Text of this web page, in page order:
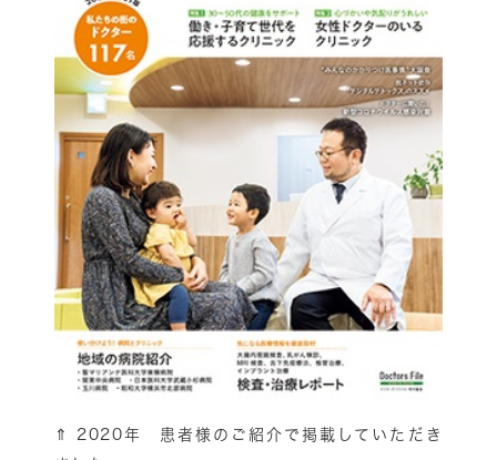
⇑ 2020年 患者様のご紹介で掲載していただき